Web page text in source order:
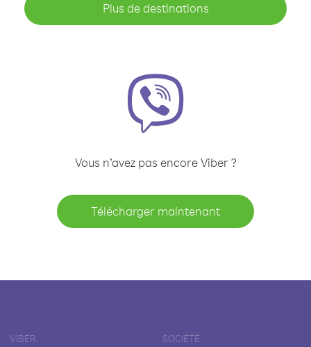
Plus de destinations
Vous n’avez pas encore Viber ?
Télécharger maintenant
VIBER SOCIÉTÉ